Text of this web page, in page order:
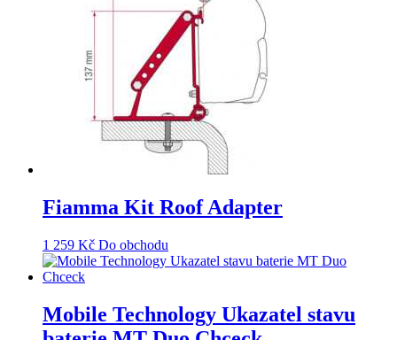
Fiamma Kit Roof Adapter
1 259 Kč Do obchodu
Mobile Technology Ukazatel stavu